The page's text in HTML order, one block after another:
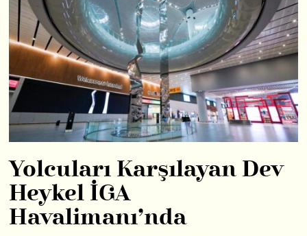
Yolcuları Karşılayan Dev
Heykel İGA
Havalimanı’nda